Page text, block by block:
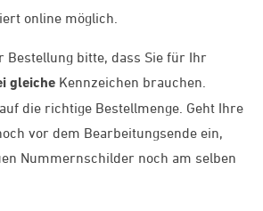
online möglich.
Bestellung bitte, dass Sie für Ihr
gleiche Kennzeichen brauchen.
die richtige Bestellmenge. Geht Ihre
vor dem Bearbeitungsende ein,
Nummernschilder noch am selben